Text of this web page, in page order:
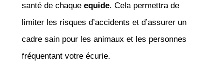
santé de chaque equide. Cela permettra de
limiter les risques d’accidents et d’assurer un
cadre sain pour les animaux et les personnes
fréquentant votre écurie.